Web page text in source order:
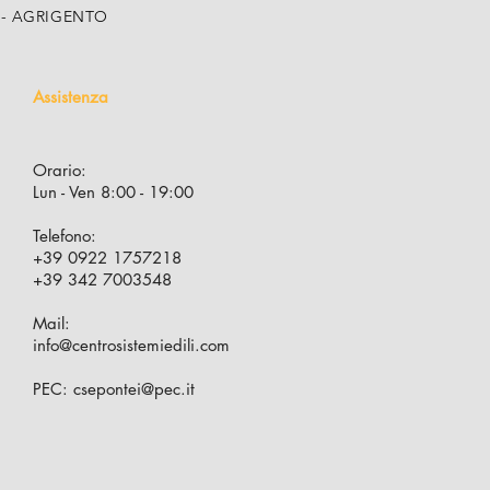
AGRIGENTO
Assistenza
Orario:
Lun - Ven 8:00 - 19:00
Telefono:
+39 0922 1757218
+39 342 7003548
Mail:
info@centrosistemiedili.com
PEC: csepontei@pec.it